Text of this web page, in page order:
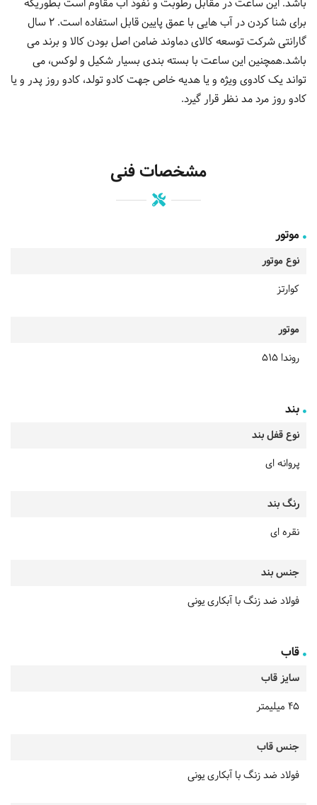
باشد. این ساعت در مقابل رطوبت و نفوذ آب مقاوم است بطوریکه
برای شنا کردن در آب هایی با عمق پایین قابل استفاده است. 2 سال
گارانتی شرکت توسعه کالای دماوند ضامن اصل بودن کالا و برند می
باشد.همچنین این ساعت با بسته بندی بسیار شکیل و لوکس، می
تواند یک کادوی ویژه و یا هدیه خاص جهت کادو تولد، کادو روز پدر و یا
کادو روز مرد مد نظر قرار گیرد.
مشخصات فنی
موتور
نوع موتور
کوارتز
موتور
روندا 515
بند
نوع قفل بند
پروانه ای
رنگ بند
نقره ای
جنس بند
فولاد ضد زنگ با آبکاری یونی
قاب
سایز قاب
45 میلیمتر
جنس قاب
فولاد ضد زنگ با آبکاری یونی